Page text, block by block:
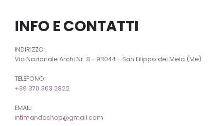
INFO E CONTATTI
INDIRIZZO:
Via Nazionale Archi Nr. 8 - 98044 - San Filippo del Mela (Me)
TELEFONO:
+39 370 363 2822
EMAIL:
intimandoshop@gmail.com